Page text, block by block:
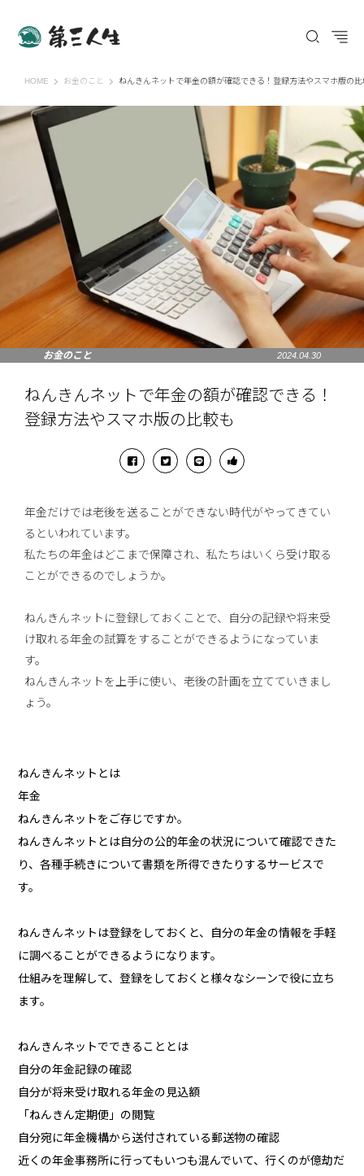
HOME 第三人生 〜寄り道の歩き方〜
お金のこと ねんきんネットで年金の額が確認できる！登録方法やスマホ版の比
お金のこと 2024.04.30
ねんきんネットで年金の額が確認できる！
登録方法やスマホ版の比較も
年金だけでは老後を送ることができない時代がやってきてい
るといわれています。
私たちの年金はどこまで保障され、私たちはいくら受け取る
ことができるのでしょうか。
ねんきんネットに登録しておくことで、自分の記録や将来受
け取れる年金の試算をすることができるようになっていま
す。
ねんきんネットを上手に使い、老後の計画を立てていきまし
ょう。
ねんきんネットとは
年金
ねんきんネットをご存じですか。
ねんきんネットとは自分の公的年金の状況について確認できた
り、各種手続きについて書類を所得できたりするサービスで
す。
ねんきんネットは登録をしておくと、自分の年金の情報を手軽
に調べることができるようになります。
仕組みを理解して、登録をしておくと様々なシーンで役に立ち
ます。
ねんきんネットでできることとは
自分の年金記録の確認
自分が将来受け取れる年金の見込額
「ねんきん定期便」の閲覧
自分宛に年金機構から送付されている郵送物の確認
近くの年金事務所に行ってもいつも混んでいて、行くのが億劫だ